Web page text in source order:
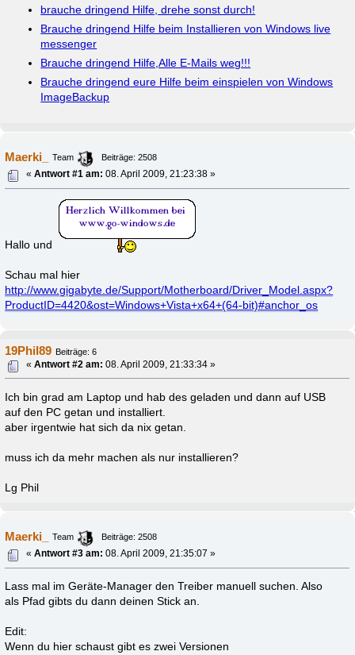
brauche dringend Hilfe, drehe sonst durch!
Brauche dringend Hilfe beim Installieren von Windows live
messenger
Brauche dringend Hilfe,Alle E-Mails weg!!!
Brauche dringend eure Hilfe beim einspielen von Windows
ImageBackup
Maerki_ Team
Beiträge: 2508
«Antwort #1 am: 08. April 2009, 21:23:38 »
Hallo und
Schau mal hier
http://www.gigabyte.de/Support/Motherboard/Driver_Model.aspx?
ProductID=4420&ost=Windows+Vista+x64+(64-bit)#anchor_os
19Phil89 Beiträge: 6
«Antwort #2 am: 08. April 2009, 21:33:34 »
Ich bin grad am Laptop und hab des geladen und dann auf USB
auf den PC getan und installiert.
aber irgentwie hat sich da nix getan.
muss ich da mehr machen als nur installieren?
Lg Phil
Maerki_ Team
Beiträge: 2508
«Antwort #3 am: 08. April 2009, 21:35:07 »
Lass mal im Geräte-Manager den Treiber manuell suchen. Also
als Pfad gibts du dann deinen Stick an.
Edit:
Wenn du hier schaust gibt es zwei Versionen